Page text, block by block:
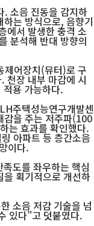
. 소음 진동을 감지하
는 방식으로, 음향기
에서 발생한 충격 소
분석해 반대 방향의
어장치(뮤터)로 구
천장 내부 마감에 시
적용 가능하다.
주택성능연구개발센
감을 주는 저주파(100
는 효과를 확인했다.
아파트 등 층간소음
이다.
도를 좌우하는 핵심
을 획기적으로 개선하
소음 저감 기술을 넘
있다”고 덧붙였다.